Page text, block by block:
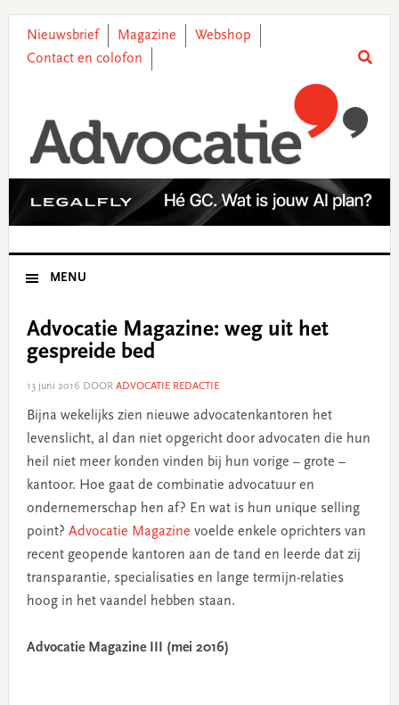
primary
main
primary
footer
Nieuwsbrief Magazine
Webshop
Contact en colofon
MENU
Advocatie Magazine: weg uit het
gespreide bed
13 juni 2016 DOOR ADVOCATIE REDACTIE
Bijna wekelijks zien nieuwe advocatenkantoren het
levenslicht, al dan niet opgericht door advocaten die hun
heil niet meer konden vinden bij hun vorige – grote –
kantoor. Hoe gaat de combinatie advocatuur en
ondernemerschap hen af? En wat is hun unique selling
point? Advocatie Magazine voelde enkele oprichters van
recent geopende kantoren aan de tand en leerde dat zij
transparantie, specialisaties en lange termijn-relaties
hoog in het vaandel hebben staan.
Advocatie Magazine III (mei 2016)